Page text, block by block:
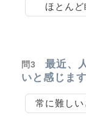
ほとんど
問3
最近、
いと感じま
常に難しい